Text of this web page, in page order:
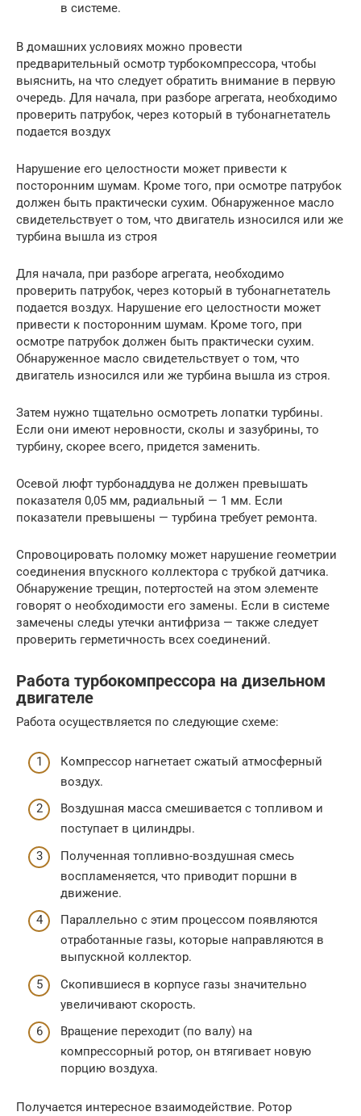
в системе.
В домашних условиях можно провести
предварительный осмотр турбокомпрессора, чтобы
выяснить, на что следует обратить внимание в первую
очередь. Для начала, при разборе агрегата, необходимо
проверить патрубок, через который в тубонагнетатель
подается воздух
Нарушение его целостности может привести к
посторонним шумам. Кроме того, при осмотре патрубок
должен быть практически сухим. Обнаруженное масло
свидетельствует о том, что двигатель износился или же
турбина вышла из строя
Для начала, при разборе агрегата, необходимо
проверить патрубок, через который в тубонагнетатель
подается воздух. Нарушение его целостности может
привести к посторонним шумам. Кроме того, при
осмотре патрубок должен быть практически сухим.
Обнаруженное масло свидетельствует о том, что
двигатель износился или же турбина вышла из строя.
Затем нужно тщательно осмотреть лопатки турбины.
Если они имеют неровности, сколы и зазубрины, то
турбину, скорее всего, придется заменить.
Осевой люфт турбонаддува не должен превышать
показателя 0,05 мм, радиальный — 1 мм. Если
показатели превышены — турбина требует ремонта.
Спровоцировать поломку может нарушение геометрии
соединения впускного коллектора с трубкой датчика.
Обнаружение трещин, потертостей на этом элементе
говорят о необходимости его замены. Если в системе
замечены следы утечки антифриза — также следует
проверить герметичность всех соединений.
Работа турбокомпрессора на дизельном
двигателе
Работа осуществляется по следующие схеме:
Компрессор нагнетает сжатый атмосферный
воздух.
Воздушная масса смешивается с топливом и
поступает в цилиндры.
Полученная топливно-воздушная смесь
воспламеняется, что приводит поршни в
движение.
Параллельно с этим процессом появляются
отработанные газы, которые направляются в
выпускной коллектор.
Скопившиеся в корпусе газы значительно
увеличивают скорость.
Вращение переходит (по валу) на
компрессорный ротор, он втягивает новую
порцию воздуха.
Получается интересное взаимодействие. Ротор